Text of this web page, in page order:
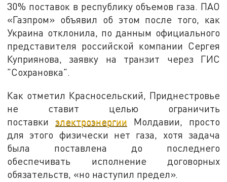
30% поставок в республику объемов газа. ПАО
«Газпром» объявил об этом после того, как
Украина отклонила, по данным официального
представителя российской компании Сергея
Куприянова, заявку на транзит через ГИС
"Сохрановка".
Как отметил Красносельский, Приднестровье
не ставит целью ограничить
поставкиэлектроэнергии Молдавии, просто
для этого физически нет газа, хотя задача
была поставлена до последнего
обеспечивать исполнение договорных
обязательств, «но наступил предел».